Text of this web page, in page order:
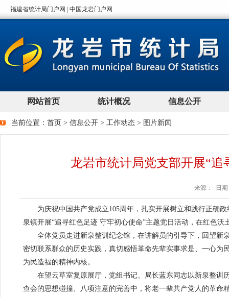
当前位置： 首页 > 信息公开 > 工作动态 > 图片新闻
龙岩市统计局党支部开展“
来源： 日期
为庆祝中国共产党成立105周年，扎实开展树立和践行正确政
泉镇开展“追寻红色足迹 守牢初心使命”主题党日活动，在红色沃
全体党员走进新泉整训纪念馆，在讲解员的引导下，回望新
密切联系群众的历史实践，真切感悟革命先辈实事求是、一心
为民造福的精神内核。
在望云草室复原展厅，党组书记、局长蓝东同志以新泉整训
查会的思想碰撞、八项注意的完善中，将老一辈共产党人的革命